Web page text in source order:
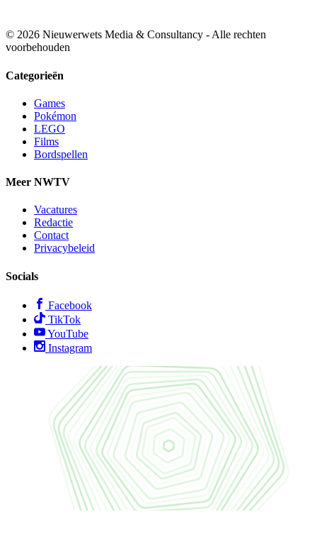
© 2026 Nieuwerwets Media & Consultancy - Alle rechten
voorbehouden
Categorieën
Games
Pokémon
LEGO
Films
Bordspellen
Meer NWTV
Vacatures
Redactie
Contact
Privacybeleid
Socials
Facebook
TikTok
YouTube
Instagram